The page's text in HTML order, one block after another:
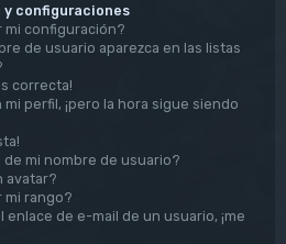
y configuraciones
mi configuración?
de usuario aparezca en las listas
correcta!
mi perfil, ¡pero la hora sigue siendo
de mi nombre de usuario?
avatar?
mi rango?
enlace de e-mail de un usuario, ¡me